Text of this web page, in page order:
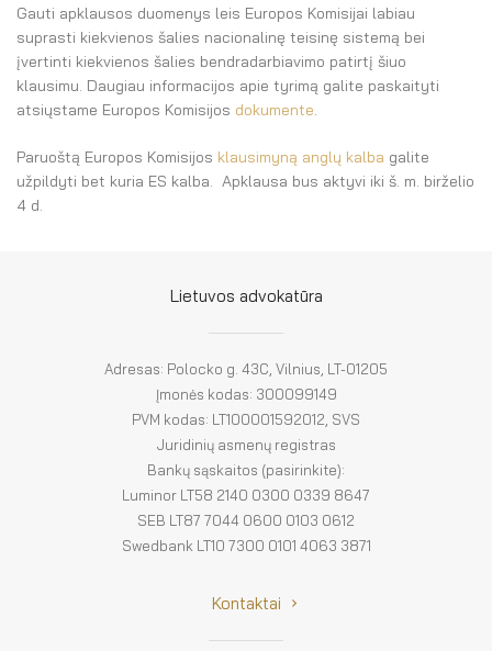
ES
Gauti apklausos duomenys leis Europos Komisijai labiau
suprasti kiekvienos šalies nacionalinę teisinę sistemą bei
įvertinti kiekvienos šalies bendradarbiavimo patirtį šiuo
klausimu. Daugiau informacijos apie tyrimą galite paskaityti
atsiųstame Europos Komisijos dokumente.
Paruoštą Europos Komisijos klausimyną anglų kalba galite
užpildyti bet kuria ES kalba. Apklausa bus aktyvi iki š. m. birželio
4 d.
Lietuvos advokatūra
Adresas: Polocko g. 43C, Vilnius, LT-01205
Įmonės kodas: 300099149
PVM kodas: LT100001592012, SVS
Juridinių asmenų registras
Bankų sąskaitos (pasirinkite):
Luminor LT58 2140 0300 0339 8647
SEB LT87 7044 0600 0103 0612
Swedbank LT10 7300 0101 4063 3871
Kontaktai